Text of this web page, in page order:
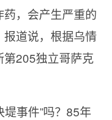
，会产生严重的
道说，根据乌情
205独立哥萨克
事件”吗？85年